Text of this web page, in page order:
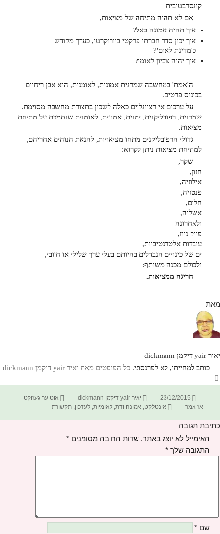
קונסרבטיבית.
אם לא תהיה מתיחה של מציאות,
איך תהיה אמונה באל?
איך יכון סדר חברתי פרקטי ביורוקרטי, כערך מקודש
כ'מדינת לאום'?
איך יהיה צביון לאומי?
ה'אמת' במחשבה שמרנית אמונית, לאומנית, היא אבן ריחיים
בכינוס פרטים.
על ערכים אי רציונליים כאלה לשכון בתצורת מחשבה מסוימת.
שמרנית, רפובליקנית, ימנית, אמונית, לאומנית שנסמכת על מתיחת
מציאות.
גדולי הרפובליקנים מתחו מציאויות, להנאת הנוהים אחריהם,
למתיחת מציאות ניתן לקרוא:
שקר,
חזון,
אילוזיה,
פנטזיה,
חלום,
אשליה,
ולאחרונה –
פייק ניוז,
עובדות אלטרנטיביות,
ים של כינויים הנבדלים בהיותם בעלי ערך שלילי או חיובי,
ולכולם מכנה משותף:
חריגה ממציאות.
מאת
יאיר yair דיקמן dickmann
כותב למחייתי, לא לפרנסתי. כל הפוסטים מאת יאיר yair דיקמן dickmann‏
פורסם
בתאריך
23/12/2015 מחבר
יאיר yair דיקמן dickmann קטגוריות
אוט ער געזוקט –
אז אמר
תגיות
אינטלקט, אמונה ודת,לאומיות,לעדכון,תקשורת
כתיבת תגובה
האימייל לא יוצג באתר. שדות החובה מסומנים *
התגובה שלך *
שם *